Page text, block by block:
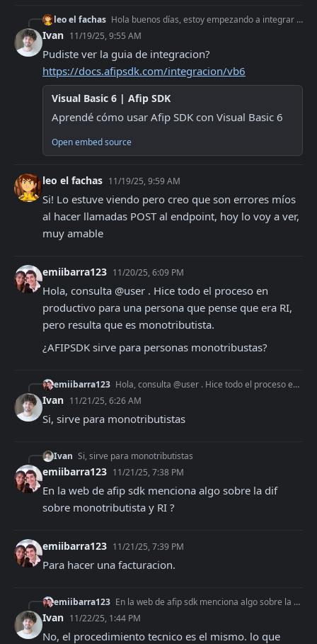
leo el fachas Hola buenos días, estoy empezando a integrar afipsdk en vba en modo desarrollador, estuve buscando por la página y no logré encontrar la documentación para hace
Ivan 11/19/25, 9:55 AM
https://docs.afipsdk.com/integracion/vb6
Visual Basic 6 | Afip SDK
Aprendé cómo usar Afip SDK con Visual Basic 6
Open embed source
leo el fachas 11/19/25, 9:59 AM
Si! Lo estuve viendo pero creo que son errores míos
al hacer llamadas POST al endpoint, hoy lo voy a ver,
muy amable
emiibarra123 11/20/25, 6:09 PM
Hola, consulta @user . Hice todo el proceso en
productivo para una persona que pense que era RI,
pero resulta que es monotributista.
¿AFIPSDK sirve para personas monotribustas?
emiibarra123 Hola, consulta @user . Hice todo el proceso en productivo para una persona que pense que era RI, pero resulta que es monotributista. ¿AFIPSDK sirve para person
Ivan 11/21/25, 6:26 AM
Si, sirve para monotributistas
Ivan Si, sirve para monotributistas
emiibarra123 11/21/25, 7:38 PM
En la web de afip sdk menciona algo sobre la dif
sobre monotributista y RI ?
emiibarra123 11/21/25, 7:39 PM
Para hacer una facturacion.
emiibarra123 En la web de afip sdk menciona algo sobre la dif sobre monotributista y RI ?
Ivan 11/22/25, 1:44 PM
No, el procedimiento tecnico es el mismo. lo que